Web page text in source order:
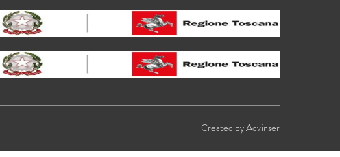
Created byAdvinser